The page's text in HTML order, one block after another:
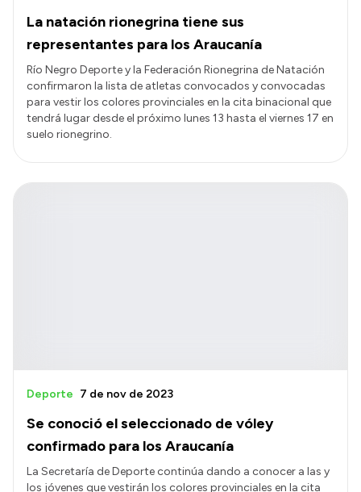
Consulta de pago a proveedores
Convocatorias
Intranet
Login
La natación rionegrina tiene sus
representantes para los Araucanía
Río Negro Deporte y la Federación Rionegrina de Natación
confirmaron la lista de atletas convocados y convocadas
para vestir los colores provinciales en la cita binacional que
tendrá lugar desde el próximo lunes 13 hasta el viernes 17 en
suelo rionegrino.
Se conoció el seleccionado de vóley
confirmado para los Araucanía
Deporte 7 de nov de 2023
La Secretaría de Deporte continúa dando a conocer a las y
los jóvenes que vestirán los colores provinciales en la cita